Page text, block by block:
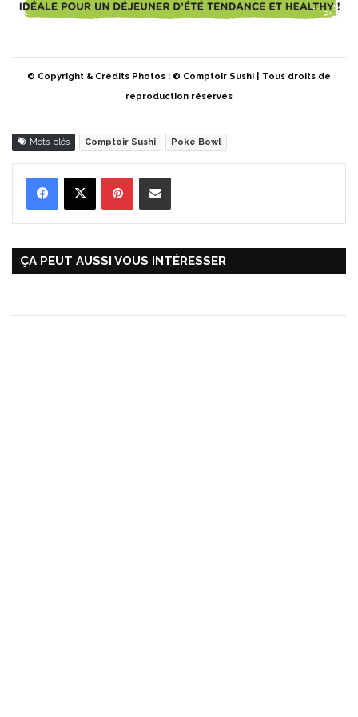
© Copyright & Crédits Photos : © Comptoir Sushi
Tous droits de
reproduction réservés
Mots-clés Comptoir Sushi Poke Bowl
ÇA PEUT AUSSI VOUS INTÉRESSER